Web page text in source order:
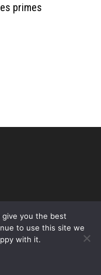
primes
you the best
to use this site we
with it.